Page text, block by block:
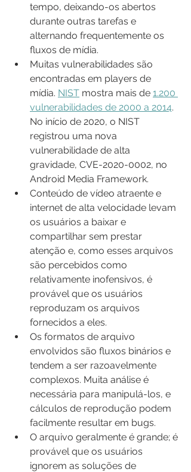
tempo, deixando-os abertos
durante outras tarefas e
alternando frequentemente os
fluxos de mídia.
Muitas vulnerabilidades são
encontradas em players de
mídia. NIST mostra mais de 1.200
vulnerabilidades de 2000 a 2014.
No início de 2020, o NIST
registrou uma nova
vulnerabilidade de alta
gravidade, CVE-2020-0002, no
Android Media Framework.
Conteúdo de vídeo atraente e
internet de alta velocidade levam
os usuários a baixar e
compartilhar sem prestar
atenção e, como esses arquivos
são percebidos como
relativamente inofensivos, é
provável que os usuários
reproduzam os arquivos
fornecidos a eles.
Os formatos de arquivo
envolvidos são fluxos binários e
tendem a ser razoavelmente
complexos. Muita análise é
necessária para manipulá-los, e
cálculos de reprodução podem
facilmente resultar em bugs.
O arquivo geralmente é grande; é
provável que os usuários
ignorem as soluções de